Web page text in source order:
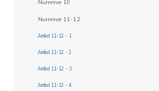
Nummer 10
Nummer 11-12
Artikel 11-12 - 1
Artikel 11-12 - 2
Artikel 11-12 - 3
Artikel 11-12 - 4